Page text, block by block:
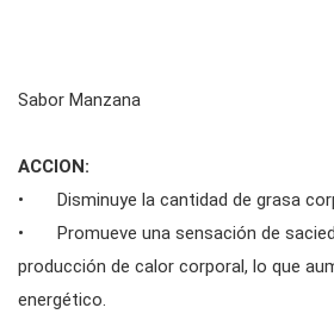
Sabor Manzana
ACCION:
• Disminuye la cantidad de grasa
• Promueve una sensación de
producción de calor corporal, lo que
energético.